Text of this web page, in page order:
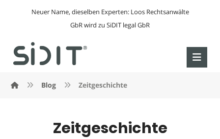
Neuer Name, dieselben Experten: Loos Rechtsanwälte
GbR wird zu SiDIT legal GbR
Blog Zeitgeschichte
Zeitgeschichte